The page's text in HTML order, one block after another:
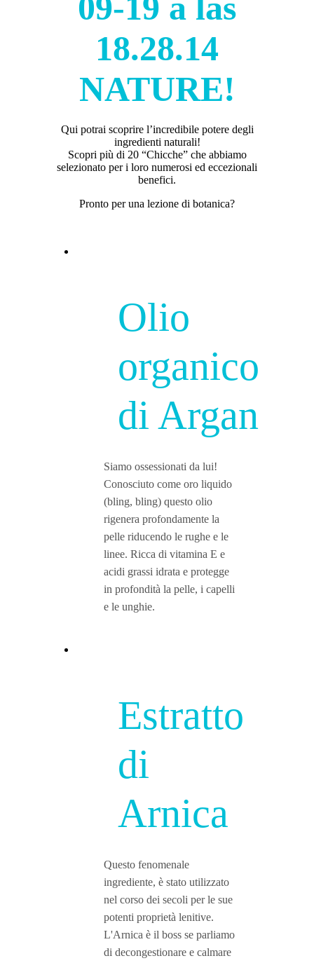
NATURE!
Qui potrai scoprire l’incredibile potere degli
ingredienti naturali!
Scopri più di 20 “Chicche” che abbiamo
selezionato per i loro numerosi ed eccezionali
benefici.
Pronto per una lezione di botanica?
Olio
organico
di Argan
Siamo ossessionati da lui!
Conosciuto come oro liquido
(bling, bling) questo olio
rigenera profondamente la
pelle riducendo le rughe e le
linee. Ricca di vitamina E e
acidi grassi idrata e protegge
in profondità la pelle, i capelli
e le unghie.
Estratto
di
Arnica
Questo fenomenale
ingrediente, è stato utilizzato
nel corso dei secoli per le sue
potenti proprietà lenitive.
L'Arnica è il boss se parliamo
di decongestionare e calmare